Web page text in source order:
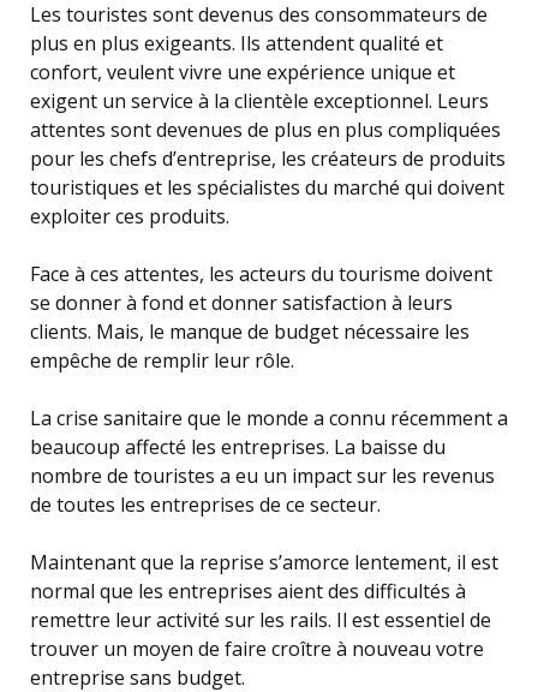
Les touristes sont devenus des consommateurs de
plus en plus exigeants. Ils attendent qualité et
confort, veulent vivre une expérience unique et
exigent un service à la clientèle exceptionnel. Leurs
attentes sont devenues de plus en plus compliquées
pour les chefs d’entreprise, les créateurs de produits
touristiques et les spécialistes du marché qui doivent
exploiter ces produits.
Face à ces attentes, les acteurs du tourisme doivent
se donner à fond et donner satisfaction à leurs
clients. Mais, le manque de budget nécessaire les
empêche de remplir leur rôle.
La crise sanitaire que le monde a connu récemment a
beaucoup affecté les entreprises. La baisse du
nombre de touristes a eu un impact sur les revenus
de toutes les entreprises de ce secteur.
Maintenant que la reprise s’amorce lentement, il est
normal que les entreprises aient des difficultés à
remettre leur activité sur les rails. Il est essentiel de
trouver un moyen de faire croître à nouveau votre
entreprise sans budget.